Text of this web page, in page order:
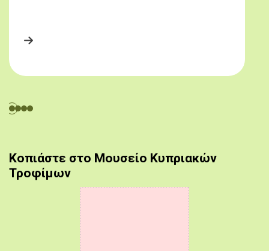
Κοπιάστε στο Μουσείο Κυπριακών
Τροφίμων